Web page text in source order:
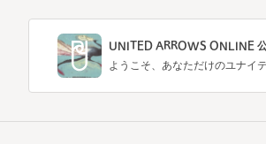
UNITED ARROWS ONLINE
ようこそ、あなただけのユナイ